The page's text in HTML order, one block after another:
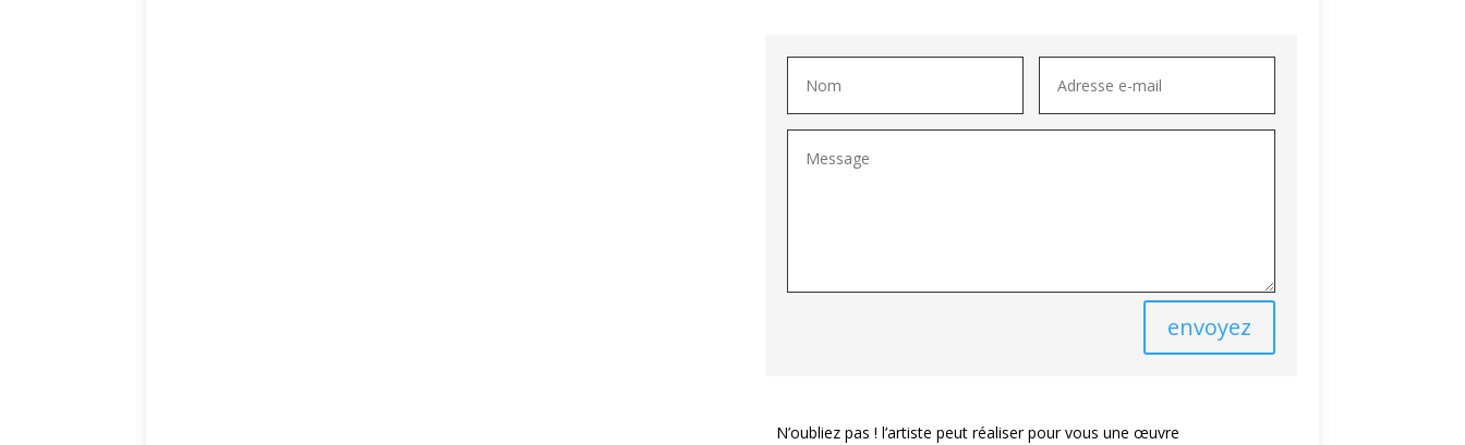
envoyez
N’oubliez pas ! l’artiste peut réaliser pour vous une œuvre